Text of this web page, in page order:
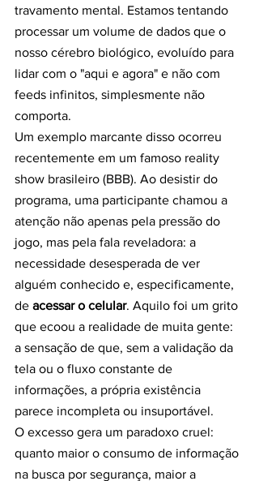
travamento mental. Estamos tentando
processar um volume de dados que o
nosso cérebro biológico, evoluído para
lidar com o "aqui e agora" e não com
feeds infinitos, simplesmente não
comporta.
Um exemplo marcante disso ocorreu
recentemente em um famoso reality
show brasileiro (BBB). Ao desistir do
programa, uma participante chamou a
atenção não apenas pela pressão do
jogo, mas pela fala reveladora: a
necessidade desesperada de ver
alguém conhecido e, especificamente,
de acessar o celular. Aquilo foi um grito
que ecoou a realidade de muita gente:
a sensação de que, sem a validação da
tela ou o fluxo constante de
informações, a própria existência
parece incompleta ou insuportável.
O excesso gera um paradoxo cruel:
quanto maior o consumo de informação
na busca por segurança, maior a